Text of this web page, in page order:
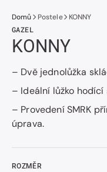
Domů Postele
KONNY
GAZEL
KONNY
– Dvě jednolůžka
– Ideální lůžko
– Provedení SMRK
úprava.
ROZMĚR